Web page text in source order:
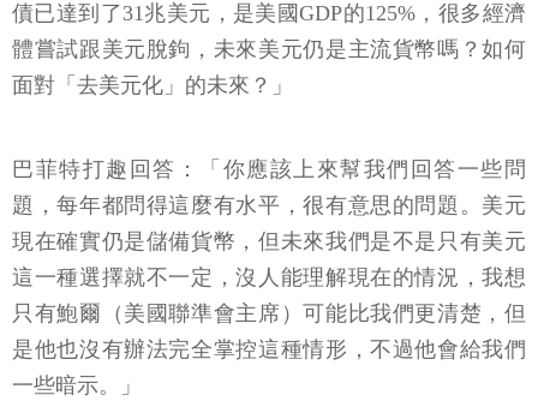
債已達到了31兆美元，是美國GDP的125%，很多經濟
體嘗試跟美元脫鉤，未來美元仍是主流貨幣嗎？如何
面對「去美元化」的未來？」
巴菲特打趣回答：「你應該上來幫我們回答一些問
題，每年都問得這麼有水平，很有意思的問題。美元
現在確實仍是儲備貨幣，但未來我們是不是只有美元
這一種選擇就不一定，沒人能理解現在的情況，我想
只有鮑爾（美國聯準會主席）可能比我們更清楚，但
是他也沒有辦法完全掌控這種情形，不過他會給我們
一些暗示。」